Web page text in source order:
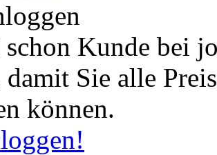
schon Kunde bei
Sie alle
können.